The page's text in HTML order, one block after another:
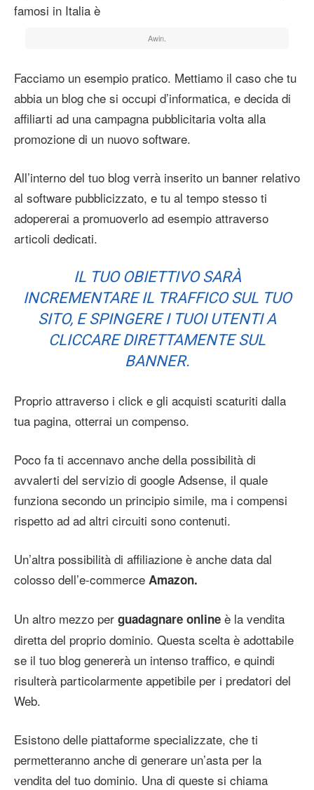
famosi in Italia è
Awin.
Facciamo un esempio pratico. Mettiamo il caso che tu
abbia un blog che si occupi d’informatica, e decida di
affiliarti ad una campagna pubblicitaria volta alla
promozione di un nuovo software.
All’interno del tuo blog verrà inserito un banner relativo
al software pubblicizzato, e tu al tempo stesso ti
adopererai a promuoverlo ad esempio attraverso
articoli dedicati.
IL TUO OBIETTIVO SARÀ
INCREMENTARE IL TRAFFICO SUL TUO
SITO, E SPINGERE I TUOI UTENTI A
CLICCARE DIRETTAMENTE SUL
BANNER.
Proprio attraverso i click e gli acquisti scaturiti dalla
tua pagina, otterrai un compenso.
Poco fa ti accennavo anche della possibilità di
avvalerti del servizio di google Adsense, il quale
funziona secondo un principio simile, ma i compensi
rispetto ad ad altri circuiti sono contenuti.
Un’altra possibilità di affiliazione è anche data dal
colosso dell’e-commerce Amazon.
Un altro mezzo per guadagnare online è la vendita
diretta del proprio dominio. Questa scelta è adottabile
se il tuo blog genererà un intenso traffico, e quindi
risulterà particolarmente appetibile per i predatori del
Web.
Esistono delle piattaforme specializzate, che ti
permetteranno anche di generare un’asta per la
vendita del tuo dominio. Una di queste si chiama